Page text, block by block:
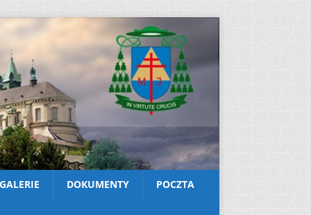
GALERIE DOKUMENTY POCZTA